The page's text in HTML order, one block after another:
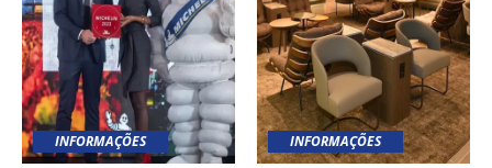
INFORMAÇÕES INFORMAÇÕES